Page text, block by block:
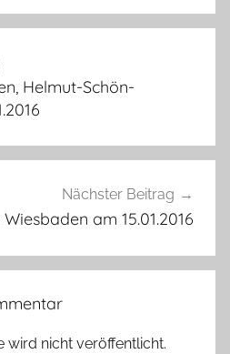
Helmut-Schön-
Nächster Beitrag
am 15.01.2016
wird nicht veröffentlicht.